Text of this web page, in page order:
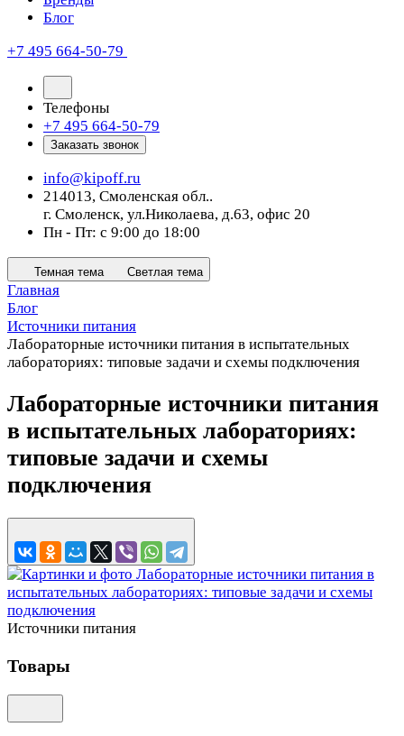
Блог
+7 495 664-50-79
Телефоны
+7 495 664-50-79
Заказать звонок
info@kipoff.ru
214013, Смоленская обл..
г. Смоленск, ул.Николаева, д.63, офис 20
Пн - Пт: с 9:00 до 18:00
Темная тема Светлая тема
Главная
Блог
Источники питания
Лабораторные источники питания в испытательных
лабораториях: типовые задачи и схемы подключения
Лабораторные источники питания
в испытательных лабораториях:
типовые задачи и схемы
подключения
Источники питания
Товары